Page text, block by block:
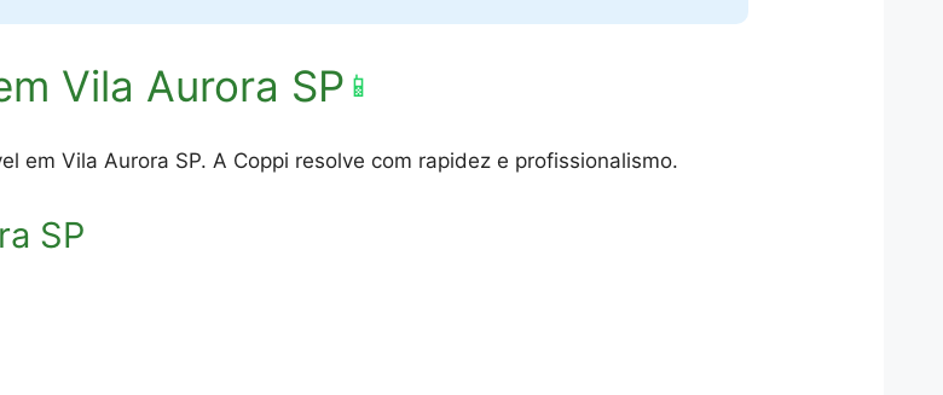
Vila Aurora SP 📱
em Vila Aurora SP. A Coppi resolve com rapidez e profissionalismo.
SP